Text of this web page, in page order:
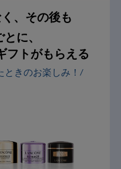
、その後も
に、
フトがもらえる
ときのお楽しみ！/